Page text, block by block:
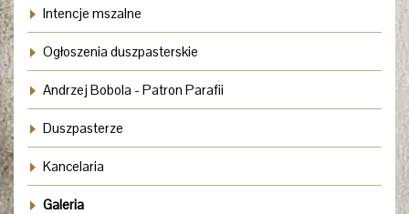
Intencje mszalne
Ogłoszenia duszpasterskie
Andrzej Bobola - Patron Parafii
Duszpasterze
Kancelaria
Galeria